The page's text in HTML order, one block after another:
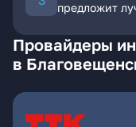
предложит
Провайдеры
в